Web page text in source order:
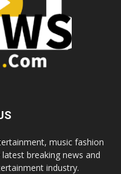
music fashion
breaking news and
industry.